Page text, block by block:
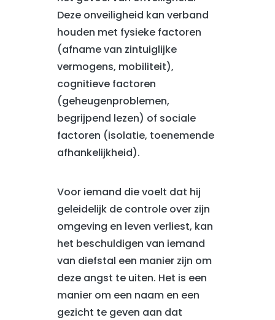
Deze onveiligheid kan verband
houden met fysieke factoren
(afname van zintuiglijke
vermogens, mobiliteit),
cognitieve factoren
(geheugenproblemen,
begrijpend lezen) of sociale
factoren (isolatie, toenemende
afhankelijkheid).
Voor iemand die voelt dat hij
geleidelijk de controle over zijn
omgeving en leven verliest, kan
het beschuldigen van iemand
van diefstal een manier zijn om
deze angst te uiten. Het is een
manier om een naam en een
gezicht te geven aan dat